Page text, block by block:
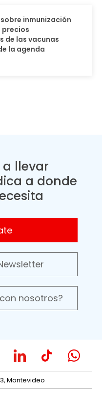
inmunización
precios
de las vacunas
la agenda
llevar
a donde
nosotros?
Montevideo